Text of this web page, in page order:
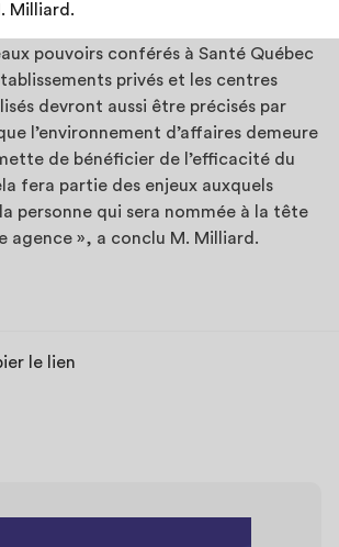
Milliard.
pouvoirs conférés à Santé Québec
privés et les centres
devront aussi être précisés par
l’environnement d’affaires demeure
de bénéficier de l’efficacité du
fera partie des enjeux auxquels
personne qui sera nommée à la tête
agence », a conclu M. Milliard.
le lien